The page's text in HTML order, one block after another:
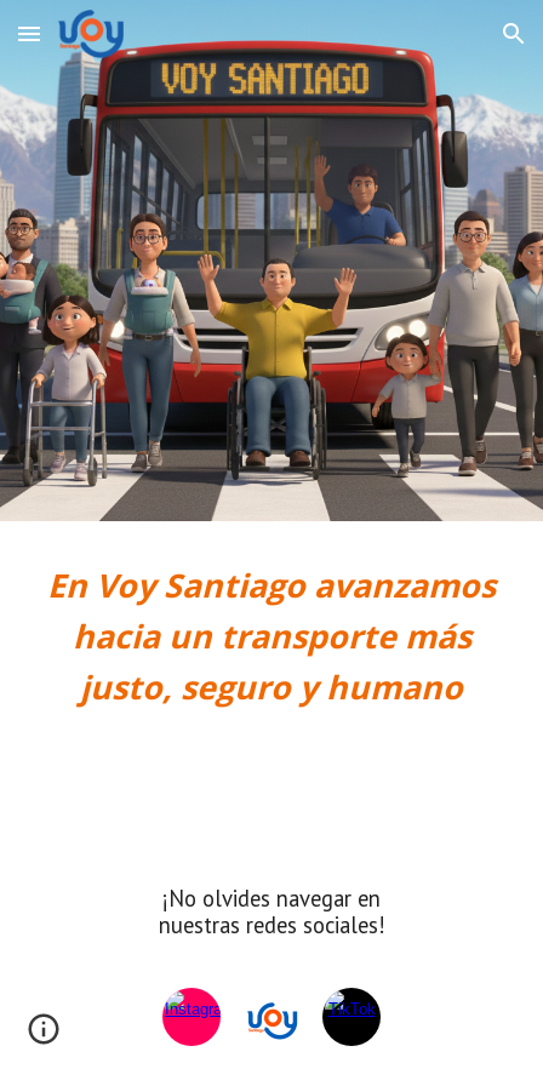
Skip to main content Skip to navigation
En Voy Santiago avanzamos
hacia un transporte más
justo, seguro y humano
¡No olvides navegar en
nuestras redes sociales!